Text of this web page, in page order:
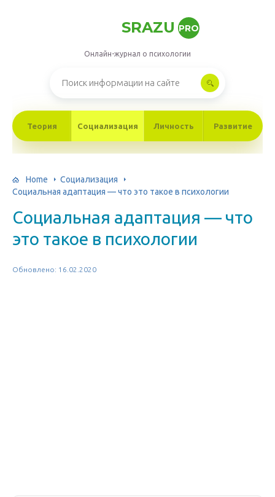
SRAZU PRO
Онлайн-журнал о психологии
Теория Социализация Личность Развитие
Home
Социализация
Социальная адаптация — что это такое в психологии
Социальная адаптация — что
это такое в психологии
Обновлено: 16.02.2020